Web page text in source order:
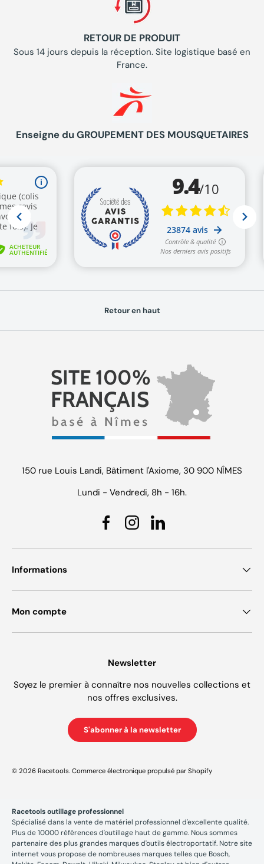
RETOUR DE PRODUIT
Sous 14 jours depuis la réception. Site logistique basé en
France.
Enseigne du GROUPEMENT DES MOUSQUETAIRES
Retour en haut
150 rue Louis Landi, Bâtiment l'Axiome, 30 900 NÎMES
Lundi - Vendredi, 8h - 16h.
FacebookInstagramLinkedin
Informations
Mon compte
Newsletter
Soyez le premier à connaître nos nouvelles collections et
nos offres exclusives.
S'abonner à la newsletter
© 2026 Racetools. Commerce électronique propulsé par Shopify
Racetools outillage professionnel
Spécialisé dans la vente de matériel professionnel d'excellente qualité.
Plus de 10000 références d'outillage haut de gamme. Nous sommes
partenaire des plus grandes marques d'outils électroportatif. Notre site
internet vous propose de nombreuses marques telles que Bosch,